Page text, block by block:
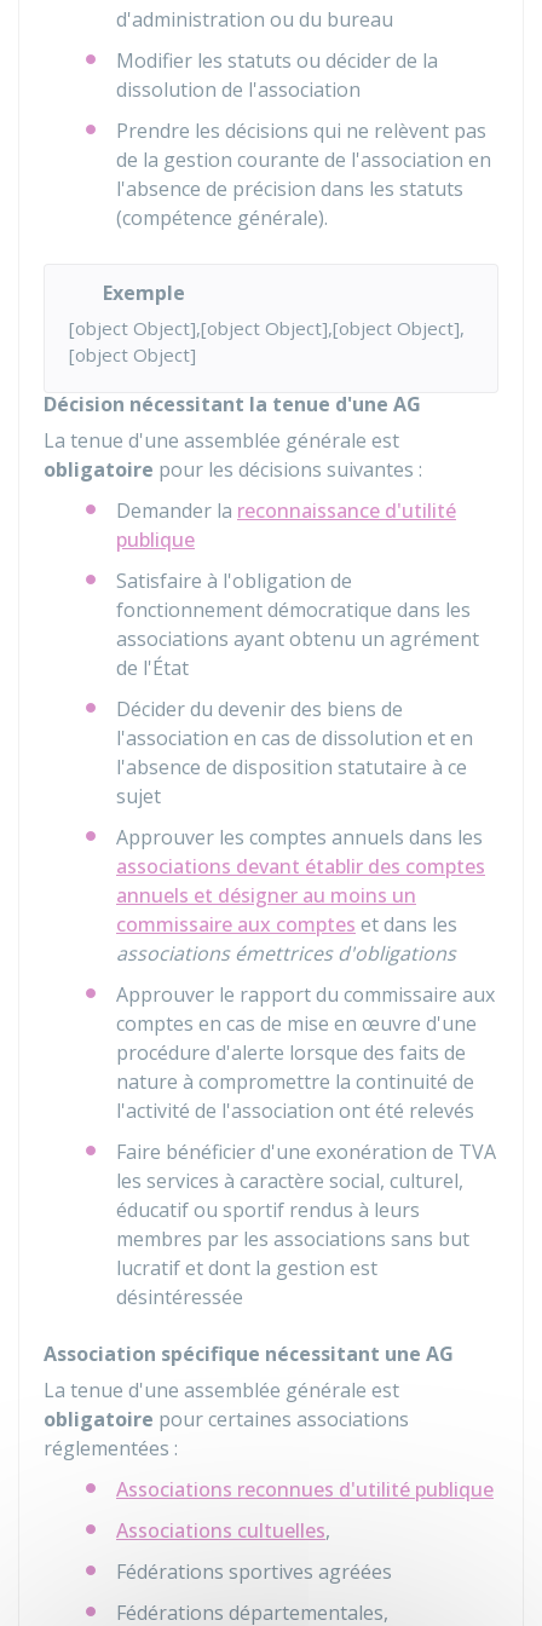
d'administration ou du bureau
Modifier les statuts ou décider de la
dissolution de l'association
Prendre les décisions qui ne relèvent pas
de la gestion courante de l'association en
l'absence de précision dans les statuts
(compétence générale).
Exemple
[object Object],[object Object],[object Object],
[object Object]
Décision nécessitant la tenue d'une AG
La tenue d'une assemblée générale est
obligatoire pour les décisions suivantes :
Demander la reconnaissance d'utilité
publique
Satisfaire à l'obligation de
fonctionnement démocratique dans les
associations ayant obtenu un agrément
de l'État
Décider du devenir des biens de
l'association en cas de dissolution et en
l'absence de disposition statutaire à ce
sujet
Approuver les comptes annuels dans les
associations devant établir des comptes
annuels et désigner au moins un
commissaire aux comptes et dans les
associations émettrices d'obligations
Approuver le rapport du commissaire aux
comptes en cas de mise en œuvre d'une
procédure d'alerte lorsque des faits de
nature à compromettre la continuité de
l'activité de l'association ont été relevés
Faire bénéficier d'une exonération de TVA
les services à caractère social, culturel,
éducatif ou sportif rendus à leurs
membres par les associations sans but
lucratif et dont la gestion est
désintéressée
Association spécifique nécessitant une AG
La tenue d'une assemblée générale est
obligatoire pour certaines associations
réglementées :
Associations reconnues d'utilité publique
Associations cultuelles,
Fédérations sportives agréées
Fédérations départementales,